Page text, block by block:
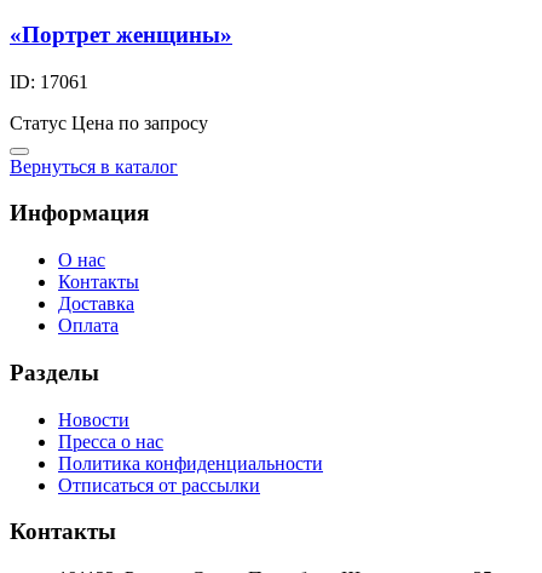
«Портрет женщины»
ID: 17061
Статус Цена по запросу
Вернуться в каталог
Информация
О нас
Контакты
Доставка
Оплата
Разделы
Новости
Пресса о нас
Политика конфиденциальности
Отписаться от рассылки
Контакты